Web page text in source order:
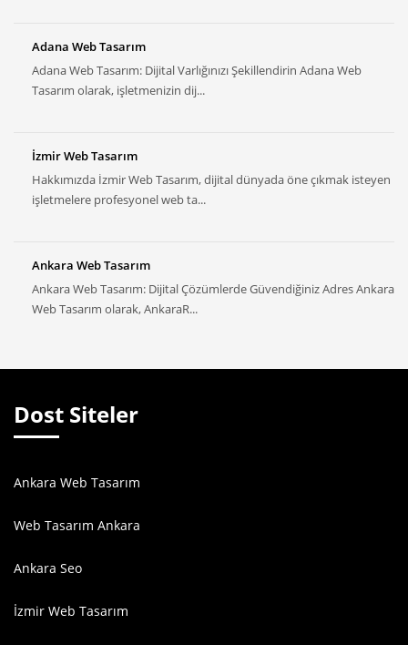
Adana Web Tasarım
Adana Web Tasarım: Dijital Varlığınızı Şekillendirin Adana Web
Tasarım olarak, işletmenizin dij...
İzmir Web Tasarım
Hakkımızda İzmir Web Tasarım, dijital dünyada öne çıkmak isteyen
işletmelere profesyonel web ta...
Ankara Web Tasarım
Ankara Web Tasarım: Dijital Çözümlerde Güvendiğiniz Adres Ankara
Web Tasarım olarak, AnkaraR...
Dost Siteler
Ankara Web Tasarım
Web Tasarım Ankara
Ankara Seo
İzmir Web Tasarım